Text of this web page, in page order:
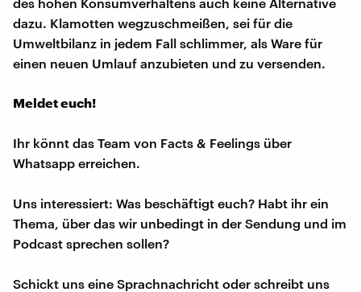
dazu. Klamotten wegzuschmeißen, sei für die
Umweltbilanz in jedem Fall schlimmer, als Ware für
einen neuen Umlauf anzubieten und zu versenden.
Meldet euch!
Ihr könnt das Team von Facts & Feelings über
Whatsapp erreichen.
Uns interessiert: Was beschäftigt euch? Habt ihr ein
Thema, über das wir unbedingt in der Sendung und im
Podcast sprechen sollen?
Schickt uns eine Sprachnachricht oder schreibt uns